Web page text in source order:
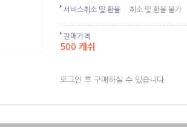
서비스취소 및 환불
취소 및 환불 불가
판매가격
500 캐쉬
로그인 후 구매하실 수 있습니다.